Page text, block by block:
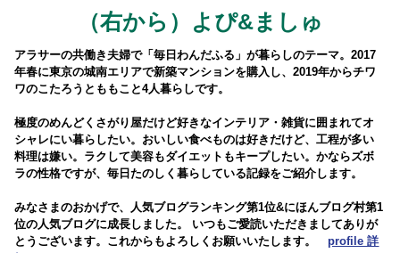
（右から）よぴ&ましゅ
アラサーの共働き夫婦で「毎日わんだふる」が暮らしのテーマ。2017
年春に東京の城南エリアで新築マンションを購入し、2019年からチワ
ワのこたろうとももこと4人暮らしです。
極度のめんどくさがり屋だけど好きなインテリア・雑貨に囲まれてオ
シャレにい暮らしたい。おいしい食べものは好きだけど、工程が多い
料理は嫌い。ラクして美容もダイエットもキープしたい。かならズボ
ラの性格ですが、毎日たのしく暮らしている記録をご紹介します。
みなさまのおかげで、人気ブログランキング第1位&にほんブログ村第1
位の人気ブログに成長しました。 いつもご愛読いただきましてありが
とうございます。これからもよろしくお願いいたします。profile 詳